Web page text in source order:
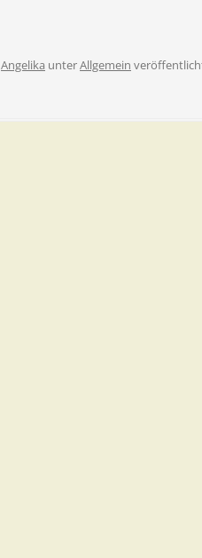
Angelika unterAllgemein